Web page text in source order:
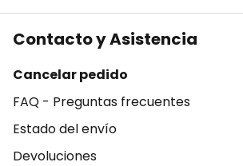
Contacto y Asistencia
Cancelar pedido
FAQ - Preguntas frecuentes
Estado del envío
Devoluciones